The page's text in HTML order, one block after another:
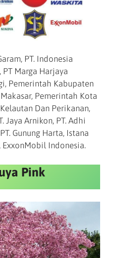
PT. Indonesia
Marga Harjaya
Pemerintah Kabupaten
Pemerintah Kota
Dan Perikanan,
Jaya Arnikon, PT. Adhi
Gunung Harta, Istana
ExxonMobil Indonesia.
Pink